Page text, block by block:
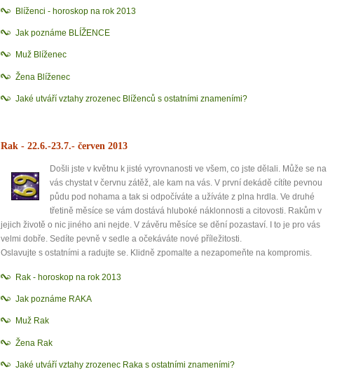
Blíženci - horoskop na rok 2013
Jak poznáme BLÍŽENCE
Muž Blíženec
Žena Blíženec
Jaké utváří vztahy zrozenec Blíženců s ostatními znameními?
Rak - 22.6.-23.7.- červen 2013
Došli jste v květnu k jisté vyrovnanosti ve všem, co jste dělali. Může se na
vás chystat v červnu zátěž, ale kam na vás. V první dekádě cítíte pevnou
půdu pod nohama a tak si odpočíváte a užíváte z plna hrdla. Ve druhé
třetině měsíce se vám dostává hluboké náklonnosti a citovosti. Rakům v
jejich životě o nic jiného ani nejde. V závěru měsíce se dění pozastaví. I to je pro vás
velmi dobře. Sedíte pevně v sedle a očekáváte nové příležitosti.
Oslavujte s ostatními a radujte se. Klidně zpomalte a nezapomeňte na kompromis.
Rak - horoskop na rok 2013
Jak poznáme RAKA
Muž Rak
Žena Rak
Jaké utváří vztahy zrozenec Raka s ostatními znameními?